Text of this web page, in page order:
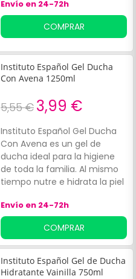
Envío en 24-72h
COMPRAR
Instituto Español Gel Ducha
Con Avena 1250ml
5,55 € 3,99 €
Instituto Español Gel Ducha
Con Avena es un gel de
ducha ideal para la higiene
de toda la familia. Al mismo
tiempo nutre e hidrata la piel
formula elaborada a base de
avena 100% natural.
Excelente en pieles maduras,
sensibles o resecas.¡Aporta
suavidad y elasticidad a tu
piel sólo con un baño!
Envío en 24-72h
COMPRAR
Instituto Español Gel de Ducha
Hidratante Vainilla 750ml